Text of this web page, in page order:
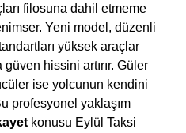
filosuna dahil etmeme
Yeni model, düzenli
yüksek araçlar
hissini artırır. Güler
ise yolcunun kendini
profesyonel yaklaşım
konusu Eylül Taksi